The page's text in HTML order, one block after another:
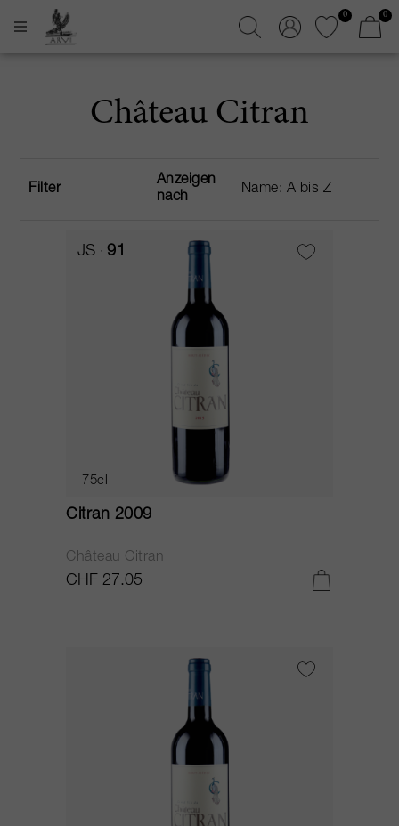
0 0
Château Citran
Filter
Anzeigen
nach
JS 91
75cl
Citran 2009
Château Citran
CHF 27.05